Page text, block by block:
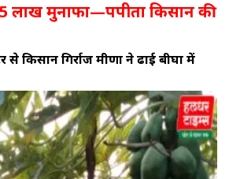
लाख मुनाफा—पपीता किसान की
किसान गिर्राज मीणा ने ढाई बीघा में